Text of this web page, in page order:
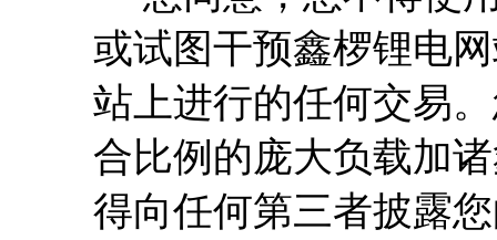
或试图干预鑫椤锂电
站上进行的任何交易
合比例的庞大负载加
得向任何第三者披露